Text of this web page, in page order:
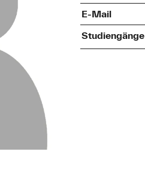
E-Mail
Studiengänge